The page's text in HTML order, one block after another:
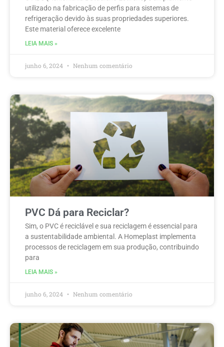
utilizado na fabricação de perfis para sistemas de
refrigeração devido às suas propriedades superiores.
Este material oferece excelente
LEIA MAIS »
junho 6, 2024 Nenhum comentário
PVC Dá para Reciclar?
Sim, o PVC é reciclável e sua reciclagem é essencial para
a sustentabilidade ambiental. A Homeplast implementa
processos de reciclagem em sua produção, contribuindo
para
LEIA MAIS »
junho 6, 2024 Nenhum comentário